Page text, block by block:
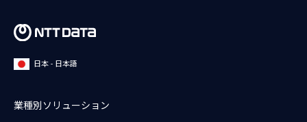
日本 - 日本語
業種別ソリューション